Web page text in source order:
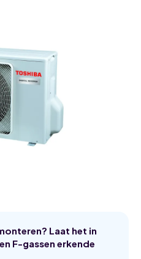
Laat het in
F-gassen erkende